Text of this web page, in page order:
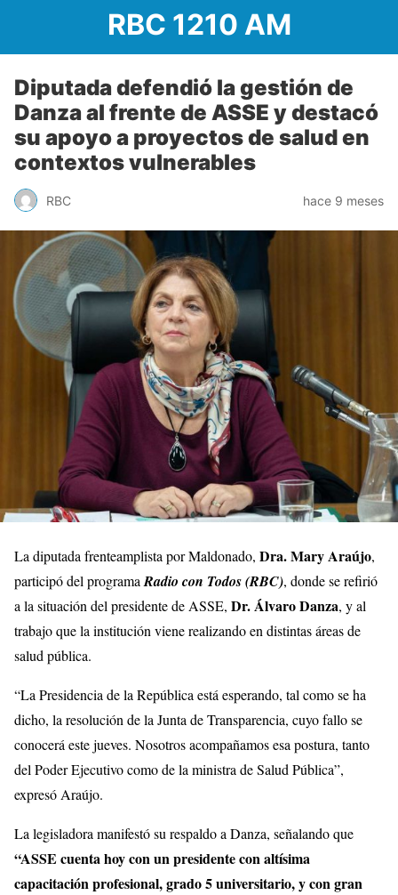
RBC 1210 AM
Diputada defendió la gestión de
Danza al frente de ASSE y destacó
su apoyo a proyectos de salud en
contextos vulnerables
RBC hace 9 meses
La diputada frenteamplista por Maldonado, Dra. Mary Araújo,
participó del programa Radio con Todos (RBC), donde se refirió
a la situación del presidente de ASSE, Dr. Álvaro Danza, y al
trabajo que la institución viene realizando en distintas áreas de
salud pública.
“La Presidencia de la República está esperando, tal como se ha
dicho, la resolución de la Junta de Transparencia, cuyo fallo se
conocerá este jueves. Nosotros acompañamos esa postura, tanto
del Poder Ejecutivo como de la ministra de Salud Pública”,
expresó Araújo.
La legisladora manifestó su respaldo a Danza, señalando que
“ASSE cuenta hoy con un presidente con altísima
capacitación profesional, grado 5 universitario, y con gran